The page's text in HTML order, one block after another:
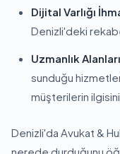
Dijital Varlığı
Denizli'deki
Uzmanlık
sunduğu
müşterilerin
Denizli'da Avukat &